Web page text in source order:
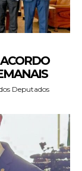
Deputados